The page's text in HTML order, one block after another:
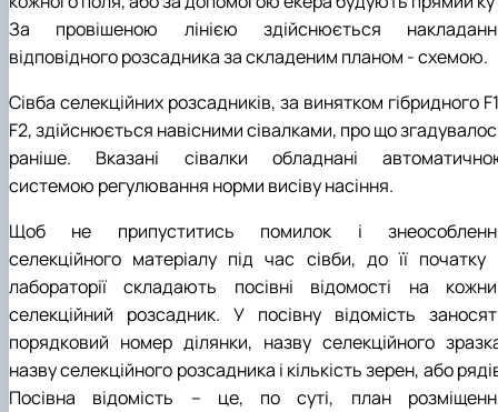
За провішеною лінією здійснюється
відповідного розсадника за складеним планом - схемою.
Сівба селекційних розсадників, за винятком гібридного
F2, здійснюється навісними сівалками, про що
раніше. Вказані сівалки обладнані
системою регулювання норми висіву насіння.
Щоб не припуститись помилок і
селекційного матеріалу під час сівби, до її початку
лабораторії складають посівні відомості на
селекційний розсадник. У посівну відомість
порядковий номер ділянки, назву селекційного
назву селекційного розсадника і кількість зерен, або
Посівна відомість – це, по суті, план